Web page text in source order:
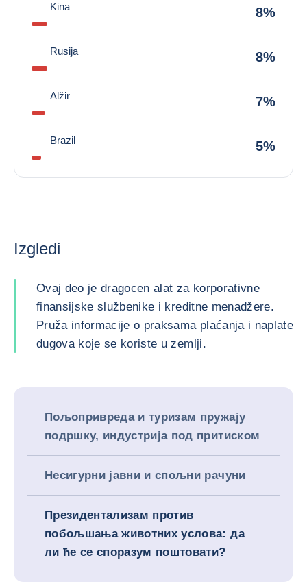
Kina 8%
Rusija 8%
Alžir 7%
Brazil 5%
Izgledi
Ovaj deo je dragocen alat za korporativne
finansijske službenike i kreditne menadžere.
Pruža informacije o praksama plaćanja i naplate
dugova koje se koriste u zemlji.
Пољопривреда и туризам пружају
подршку, индустрија под притиском
Несигурни јавни и спољни рачуни
Президентализам против
побољшања животних услова: да
ли ће се споразум поштовати?